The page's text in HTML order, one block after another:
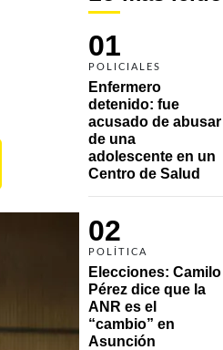
01
POLICIALES
Enfermero
detenido: fue
acusado de abusar
de una
adolescente en un
Centro de Salud
02
POLÍTICA
Elecciones: Camilo
Pérez dice que la
ANR es el
“cambio” en
Asunción